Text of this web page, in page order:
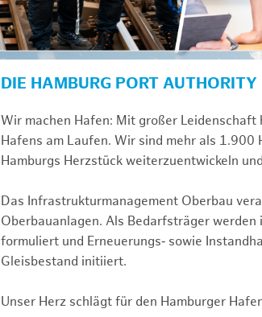
DIE HAMBURG PORT AUTHORITY
Wir machen Hafen: Mit großer
Hafens am Laufen. Wir sind mehr als
Hamburgs Herzstück weiterzuentwickeln
Das Infrastrukturmanagement Oberbau
Oberbauanlagen. Als Bedarfsträger
formuliert und Erneuerungs‑ sowie
Gleisbestand initiiert.
Unser Herz schlägt für den Hamburger